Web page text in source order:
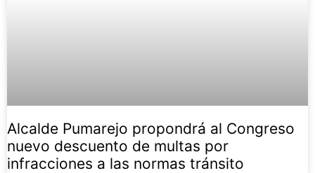
Alcalde Pumarejo propondrá al Congreso
nuevo descuento de multas por
infracciones a las normas tránsito